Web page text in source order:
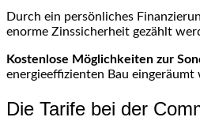
Durch ein persönliches
enorme Zinssicherheit gezählt
Kostenlose Möglichkeiten zur
energieeffizienten Bau
Die Tarife bei der